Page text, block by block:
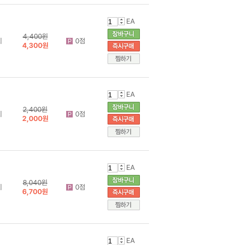
4,400원
4,300원
0점
EA
2,400원
2,000원
0점
EA
8,040원
6,700원
0점
EA
EA